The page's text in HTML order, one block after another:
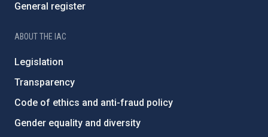
General register
ABOUT THE IAC
Legislation
Transparency
Code of ethics and anti-fraud policy
Gender equality and diversity